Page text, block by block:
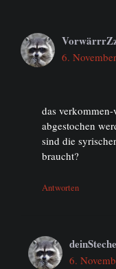
6.
das
abgestochen
sind die
braucht?
Antworten
6.